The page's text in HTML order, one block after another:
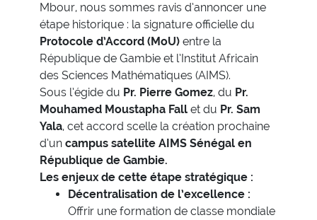
Mbour, nous sommes ravis d’annoncer une
étape historique : la signature officielle du
Protocole d’Accord (MoU) entre la
République de Gambie et l’Institut Africain
des Sciences Mathématiques (AIMS).
Sous l’égide du Pr. Pierre Gomez, du Pr.
Mouhamed Moustapha Fall et du Pr. Sam
Yala, cet accord scelle la création prochaine
d’un campus satellite AIMS Sénégal en
République de Gambie.
Les enjeux de cette étape stratégique :
Décentralisation de l’excellence :
Offrir une formation de classe mondiale